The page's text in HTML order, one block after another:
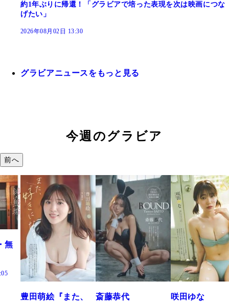
約1年ぶりに帰還！「グラビアで培った表現を次は映画につな
げたい」
2026年08月02日 13:30
グラビアニュースをもっと見る
今週のグラビア
前へ
また、
斎藤恭代
咲田ゆな
藤水咲桜